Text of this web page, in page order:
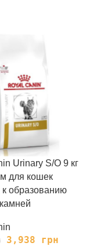
Urinary S/O 9 кг
для кошек
к образованию
3,938 грн